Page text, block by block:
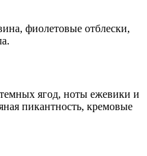
фиолетовые отблески,
ягод, ноты ежевики и
пикантность, кремовые